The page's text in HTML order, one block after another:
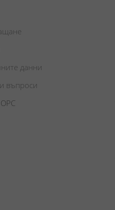
данни
въпроси